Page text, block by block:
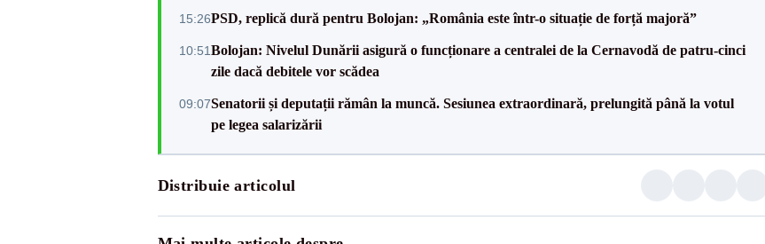
15:26PSD, replică dură pentru Bolojan: „România este într-o situație de forță majoră”
10:51Bolojan: Nivelul Dunării asigură o funcționare a centralei de la Cernavodă de patru-cinci
zile dacă debitele vor scădea
09:07Senatorii și deputații rămân la muncă. Sesiunea extraordinară, prelungită până la votul
pe legea salarizării
Distribuie articolul